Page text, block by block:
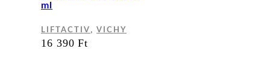
ml
LIFTACTIV , VICHY
16 390Ft